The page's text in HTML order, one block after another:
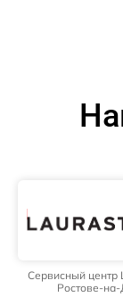
Сервисный центр
Ростове-